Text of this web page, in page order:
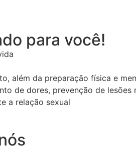
para você!
além da preparação física e
de dores, prevenção de
a relação sexual